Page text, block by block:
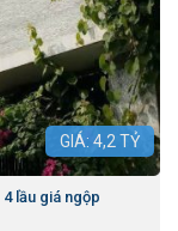
GIÁ: 4,2 TỶ
lầu giá ngộp